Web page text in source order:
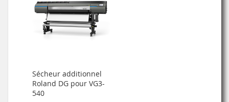
Sécheur additionnel
Roland DG pour VG3-
540